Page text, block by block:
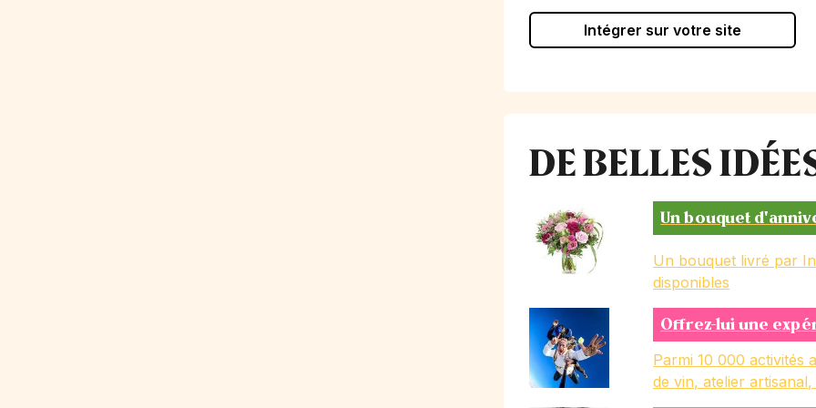
Intégrer sur votre site
DE BELLES
Un bouquet
Un bouquet livré par
disponibles
Offrez-lui une
Parmi 10 000 activités
de vin, atelier